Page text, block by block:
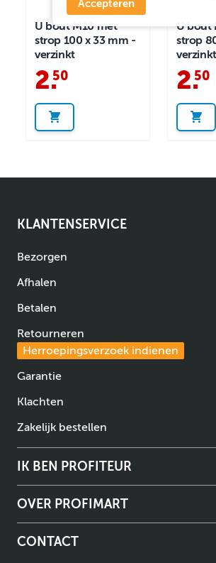
U bout M10 met
strop 100 x 33 mm -
verzinkt
2.
50
U bout
strop
verzinkt
2.
50
KLANTENSERVICE
Bezorgen
Afhalen
Betalen
Retourneren
Herroepingsverzoek indienen
Garantie
Klachten
Zakelijk bestellen
IK BEN PROFITEUR
OVER PROFIMART
CONTACT
Accepteren